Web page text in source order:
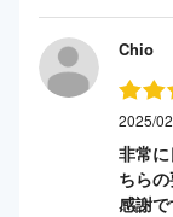
Chio
2025/
非常
ちら
感謝で